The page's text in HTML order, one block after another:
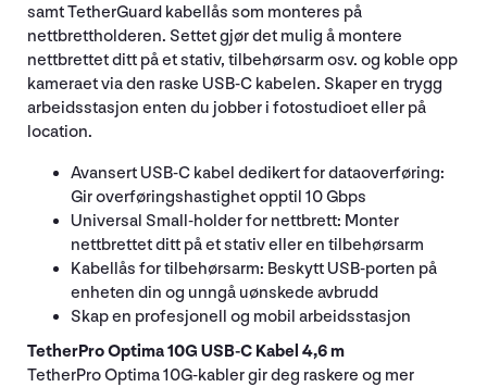
samt TetherGuard kabellås som monteres på
nettbrettholderen. Settet gjør det mulig å montere
nettbrettet ditt på et stativ, tilbehørsarm osv. og koble opp
kameraet via den raske USB-C kabelen. Skaper en trygg
arbeidsstasjon enten du jobber i fotostudioet eller på
location.
Avansert USB-C kabel dedikert for dataoverføring:
Gir overføringshastighet opptil 10 Gbps
Universal Small-holder for nettbrett: Monter
nettbrettet ditt på et stativ eller en tilbehørsarm
Kabellås for tilbehørsarm: Beskytt USB-porten på
enheten din og unngå uønskede avbrudd
Skap en profesjonell og mobil arbeidsstasjon
TetherPro Optima 10G USB-C Kabel 4,6 m
TetherPro Optima 10G-kabler gir deg raskere og mer